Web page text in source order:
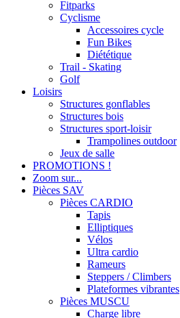
Fitparks
Cyclisme
Accessoires cycle
Fun Bikes
Diététique
Trail - Skating
Golf
Loisirs
Structures gonflables
Structures bois
Structures sport-loisir
Trampolines outdoor
Jeux de salle
PROMOTIONS !
Zoom sur...
Pièces SAV
Pièces CARDIO
Tapis
Elliptiques
Vélos
Ultra cardio
Rameurs
Steppers / Climbers
Plateformes vibrantes
Pièces MUSCU
Charge libre